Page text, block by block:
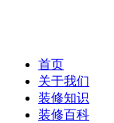
首页
关于我们
装修知识
装修百科